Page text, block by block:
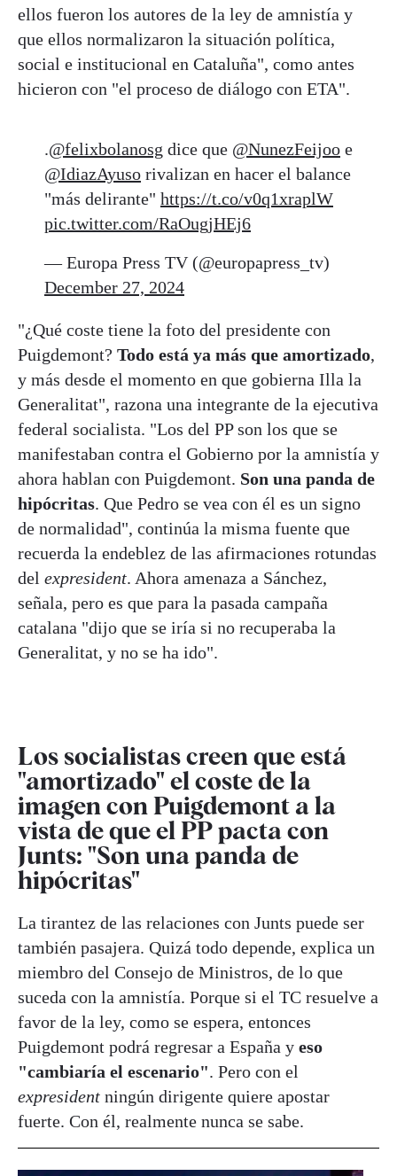
ellos fueron los autores de la ley de amnistía y
que ellos normalizaron la situación política,
social e institucional en Cataluña", como antes
hicieron con "el proceso de diálogo con ETA".
.@felixbolanosg dice que @NunezFeijoo e
@IdiazAyuso rivalizan en hacer el balance
"más delirante" https://t.co/v0q1xraplW
pic.twitter.com/RaOugjHEj6
— Europa Press TV (@europapress_tv)
December 27, 2024
"¿Qué coste tiene la foto del presidente con
Puigdemont? Todo está ya más que amortizado,
y más desde el momento en que gobierna Illa la
Generalitat", razona una integrante de la ejecutiva
federal socialista. "Los del PP son los que se
manifestaban contra el Gobierno por la amnistía y
ahora hablan con Puigdemont. Son una panda de
hipócritas. Que Pedro se vea con él es un signo
de normalidad", continúa la misma fuente que
recuerda la endeblez de las afirmaciones rotundas
del expresident. Ahora amenaza a Sánchez,
señala, pero es que para la pasada campaña
catalana "dijo que se iría si no recuperaba la
Generalitat, y no se ha ido".
Los socialistas creen que está
"amortizado" el coste de la
imagen con Puigdemont a la
vista de que el PP pacta con
Junts: "Son una panda de
hipócritas"
La tirantez de las relaciones con Junts puede ser
también pasajera. Quizá todo depende, explica un
miembro del Consejo de Ministros, de lo que
suceda con la amnistía. Porque si el TC resuelve a
favor de la ley, como se espera, entonces
Puigdemont podrá regresar a España y eso
"cambiaría el escenario". Pero con el
expresident ningún dirigente quiere apostar
fuerte. Con él, realmente nunca se sabe.